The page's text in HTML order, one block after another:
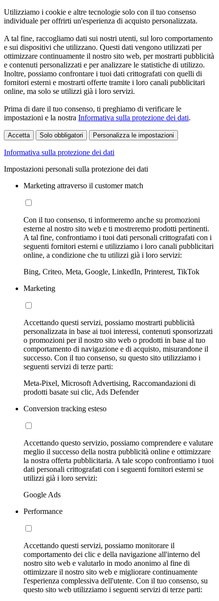
Utilizziamo i cookie e altre tecnologie solo con il tuo consenso
individuale per offrirti un'esperienza di acquisto personalizzata.
A tal fine, raccogliamo dati sui nostri utenti, sul loro comportamento
e sui dispositivi che utilizzano. Questi dati vengono utilizzati per
ottimizzare continuamente il nostro sito web, per mostrarti pubblicità
e contenuti personalizzati e per analizzare le statistiche di utilizzo.
Inoltre, possiamo confrontare i tuoi dati crittografati con quelli di
fornitori esterni e mostrarti offerte tramite i loro canali pubblicitari
online, ma solo se utilizzi già i loro servizi.
Prima di dare il tuo consenso, ti preghiamo di verificare le
impostazioni e la nostra Informativa sulla protezione dei dati.
Accetta Solo obbligatori Personalizza le impostazioni
Informativa sulla protezione dei dati
Impostazioni personali sulla protezione dei dati
Marketing attraverso il customer match
Con il tuo consenso, ti informeremo anche su promozioni
esterne al nostro sito web e ti mostreremo prodotti pertinenti.
A tal fine, confrontiamo i tuoi dati personali crittografati con i
seguenti fornitori esterni e utilizziamo i loro canali pubblicitari
online, a condizione che tu utilizzi già i loro servizi:
Bing, Criteo, Meta, Google, LinkedIn, Printerest, TikTok
Marketing
Accettando questi servizi, possiamo mostrarti pubblicità
personalizzata in base ai tuoi interessi, contenuti sponsorizzati
o promozioni per il nostro sito web o prodotti in base al tuo
comportamento di navigazione e di acquisto, misurandone il
successo. Con il tuo consenso, su questo sito utilizziamo i
seguenti servizi di terze parti:
Meta-Pixel, Microsoft Advertising, Raccomandazioni di
prodotti basate sui clic, Ads Defender
Conversion tracking esteso
Accettando questo servizio, possiamo comprendere e valutare
meglio il successo della nostra pubblicità online e ottimizzare
la nostra offerta pubblicitaria. A tale scopo confrontiamo i tuoi
dati personali crittografati con i seguenti fornitori esterni se
utilizzi già i loro servizi:
Google Ads
Performance
Accettando questi servizi, possiamo monitorare il
comportamento dei clic e della navigazione all'interno del
nostro sito web e valutarlo in modo anonimo al fine di
ottimizzare il nostro sito web e migliorare continuamente
l'esperienza complessiva dell'utente. Con il tuo consenso, su
questo sito web utilizziamo i seguenti servizi di terze parti: